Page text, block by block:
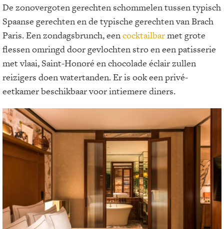
De zonovergoten gerechten schommelen tussen typisch
Spaanse gerechten en de typische gerechten van Brach
Paris. Een zondagsbrunch, eencocktailbarmet grote
flessen omringd door gevlochten stro en een patisserie
met vlaai, Saint-Honoré en chocolade éclair zullen
reizigers doen watertanden. Er is ook een privé-
eetkamer beschikbaar voor intiemere diners.